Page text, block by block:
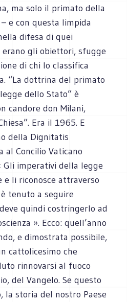
ma solo il primato della
e con questa limpida
difesa di quei
gli obiettori, sfugge
di chi lo classifica
“La dottrina del primato
dello Stato” è
candore don Milani,
Era il 1965. E
della Dignitatis
al Concilio Vaticano
Gli imperativi della legge
e li riconosce attraverso
tenuto a seguire
quindi costringerlo ad
». Ecco: quell’anno
e dimostrata possibile,
cattolicesimo che
rinnovarsi al fuoco
del Vangelo. Se questo
la storia del nostro Paese